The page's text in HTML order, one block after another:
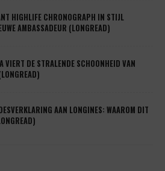
HIGHLIFE CHRONOGRAPH IN STIJL
AMBASSADEUR (LONGREAD)
VIERT DE STRALENDE SCHOONHEID VAN
AAN LONGINES: WAAROM DIT